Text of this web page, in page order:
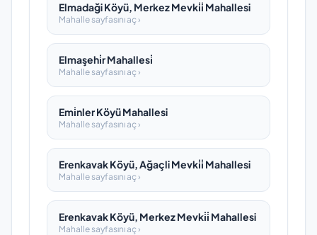
Elmadaği Köyü, Merkez Mevki̇i̇ Mahallesi
Mahalle sayfasını aç ›
Elmaşehi̇r Mahallesi̇
Mahalle sayfasını aç ›
Emi̇nler Köyü Mahallesi
Mahalle sayfasını aç ›
Erenkavak Köyü, Ağaçli Mevki̇i̇ Mahallesi
Mahalle sayfasını aç ›
Erenkavak Köyü, Merkez Mevki̇i̇ Mahallesi
Mahalle sayfasını aç ›